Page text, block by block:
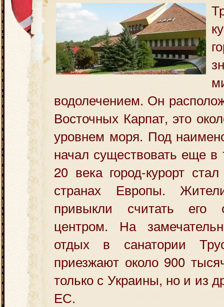
водолечением. Он
Восточных Карпат, это
уровнем моря. Под
начал существовать еще в
20 века город-курорт
странах Европы.
привыкли считать его
центром. На
отдых в санатории
приезжают около 900
только с Украины, но и из
ЕС.